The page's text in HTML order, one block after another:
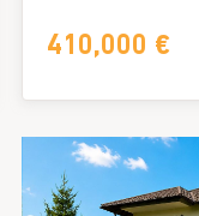
410,000 €